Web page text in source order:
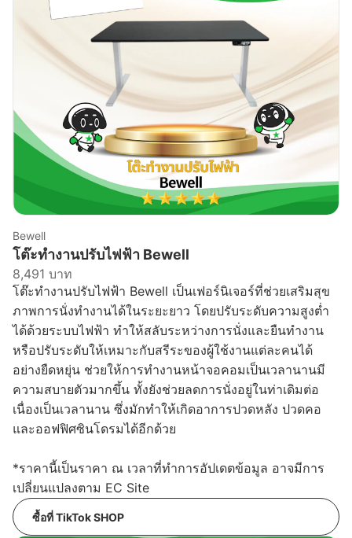
Bewell
โต๊ะทำงานปรับไฟฟ้า Bewell
8,491 บาท
โต๊ะทำงานปรับไฟฟ้า Bewell เป็นเฟอร์นิเจอร์ที่ช่วยเสริมสุข
ภาพการนั่งทำงานได้ในระยะยาว โดยปรับระดับความสูงต่ำ
ได้ด้วยระบบไฟฟ้า ทำให้สลับระหว่างการนั่งและยืนทำงาน
หรือปรับระดับให้เหมาะกับสรีระของผู้ใช้งานแต่ละคนได้
อย่างยืดหยุ่น ช่วยให้การทำงานหน้าจอคอมเป็นเวลานานมี
ความสบายตัวมากขึ้น ทั้งยังช่วยลดการนั่งอยู่ในท่าเดิมต่อ
เนื่องเป็นเวลานาน ซึ่งมักทำให้เกิดอาการปวดหลัง ปวดคอ
และออฟฟิศซินโดรมได้อีกด้วย
*ราคานี้เป็นราคา ณ เวลาที่ทำการอัปเดตข้อมูล อาจมีการ
เปลี่ยนแปลงตาม EC Site
ซื้อที่ TikTok SHOP